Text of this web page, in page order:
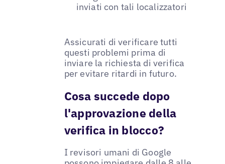
inviati con tali localizzatori
Assicurati di verificare tutti
questi problemi prima di
inviare la richiesta di verifica
per evitare ritardi in futuro.
Cosa succede dopo
l'approvazione della
verifica in blocco?
I revisori umani di Google